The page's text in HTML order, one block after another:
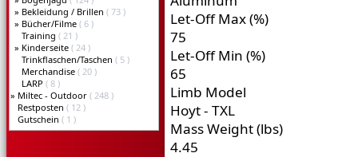
» Bekleidung / Brillen ( 73 )
» Bücher/Filme ( 6 )
Training ( 21 )
» Kinderseite ( 24 )
Trinkflaschen/Taschen ( 5 )
Merchandise ( 20 )
LARP ( 8 )
» Miltec - Outdoor ( 248 )
Restposten ( 12 )
Gutschein ( 1 )
Let-Off Max (%)
75
Let-Off Min (%)
65
Limb Model
Hoyt - TXL
Mass Weight (lbs)
4.45